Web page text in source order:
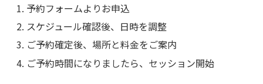
予約フォームよりお申込
スケジュール確認後、日時を調整
ご予約確定後、場所と料金をご案内
ご予約時間になりましたら、セッション開始